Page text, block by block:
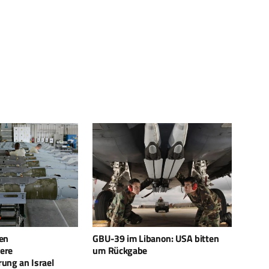
USA bitten
Uranfieber: Irans Uran erfordert
Spionage, keine Ferndetektion